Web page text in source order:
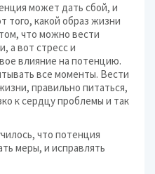
может дать сбой, и
того, какой образ жизни
что можно вести
а вот стресс и
влияние на потенцию.
все моменты. Вести
правильно питаться,
к сердцу проблемы и так
что потенция
меры, и исправлять